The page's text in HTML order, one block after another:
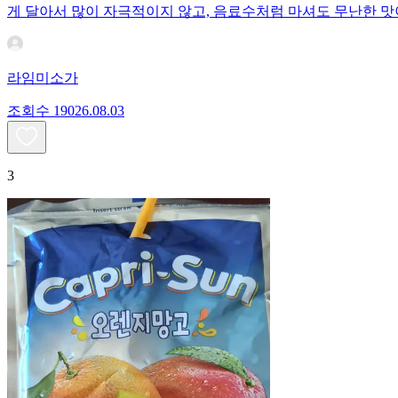
게 달아서 많이 자극적이지 않고, 음료수처럼 마셔도 무난한 맛
라임미소가
조회수 19026.08.03
3